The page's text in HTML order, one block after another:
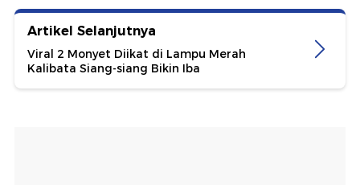
Artikel Selanjutnya
Viral 2 Monyet Diikat di Lampu Merah
Kalibata Siang-siang Bikin Iba